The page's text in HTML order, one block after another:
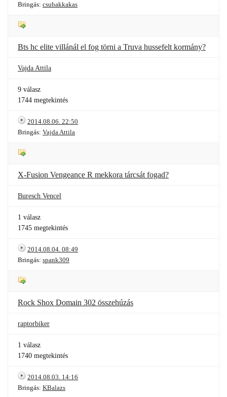
Bringás: csubakkakas
Bts hc elite villánál el fog törni a Truva hussefelt kormány?
Vajda Attila
9 válasz
1744 megtekintés
2014.08.06. 22:50
Bringás: Vajda Attila
X-Fusion Vengeance R mekkora tárcsát fogad?
Buresch Vencel
1 válasz
1745 megtekintés
2014.08.04. 08:49
Bringás: spank309
Rock Shox Domain 302 összehúzás
raptorbiker
1 válasz
1740 megtekintés
2014.08.03. 14:16
Bringás: KBalazs